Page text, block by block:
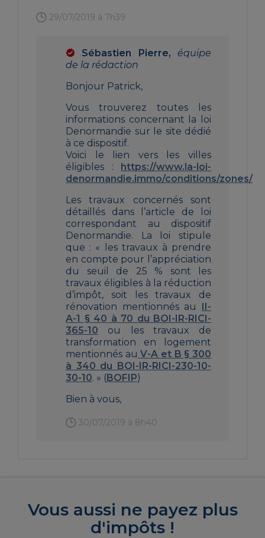
29/07/2019 à 7h39
Sébastien Pierre, équipe
de la rédaction
Bonjour Patrick,
Vous trouverez toutes les
informations concernant la loi
Denormandie sur le site dédié
à ce dispositif.
Voici le lien vers les villes
éligibles : https://www.la-loi-
denormandie.immo/conditions/zones/
Les travaux concernés sont
détaillés dans l’article de loi
correspondant au dispositif
Denormandie. La loi stipule
que : « les travaux à prendre
en compte pour l’appréciation
du seuil de 25 % sont les
travaux éligibles à la réduction
d’impôt, soit les travaux de
rénovation mentionnés au II-
A-1 § 40 à 70 du BOI-IR-RICI-
365-10 ou les travaux de
transformation en logement
mentionnés au V-A et B § 300
à 340 du BOI-IR-RICI-230-10-
30-10. » (BOFIP)
Bien à vous,
30/07/2019 à 8h40
Vous aussi ne payez plus
d'impôts !